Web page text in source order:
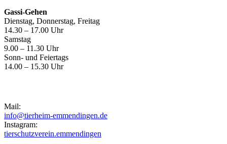
Gassi-Gehen
Dienstag, Donnerstag, Freitag
14.30 – 17.00 Uhr
Samstag
9.00 – 11.30 Uhr
Sonn- und Feiertags
14.00 – 15.30 Uhr
Mail:
info@tierheim-emmendingen.de
Instagram:
tierschutzverein.emmendingen